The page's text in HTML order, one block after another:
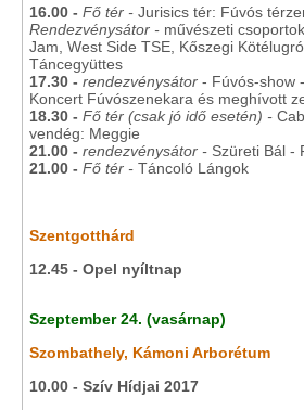
16.00 - Fő tér - Jurisics tér: Fúvós
Rendezvénysátor - művészeti
Jam, West Side TSE, Kőszegi
Táncegyüttes
17.30 - rendezvénysátor - Fúvós-show
Koncert Fúvószenekara és meghívott
18.30 - Fő tér (csak jó idő esetén) -
vendég: Meggie
21.00 - rendezvénysátor - Szüreti Bál -
21.00 - Fő tér - Táncoló Lángok
Szentgotthárd
12.45 - Opel nyíltnap
Szeptember 24. (vasárnap)
Szombathely, Kámoni Arborétum
10.00 - Szív Hídjai 2017